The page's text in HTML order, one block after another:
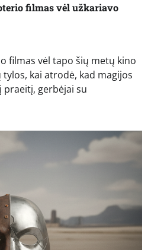
filmas vėl užkariavo
filmas vėl tapo šių metų kino
kai atrodė, kad magijos
praeitį, gerbėjai su